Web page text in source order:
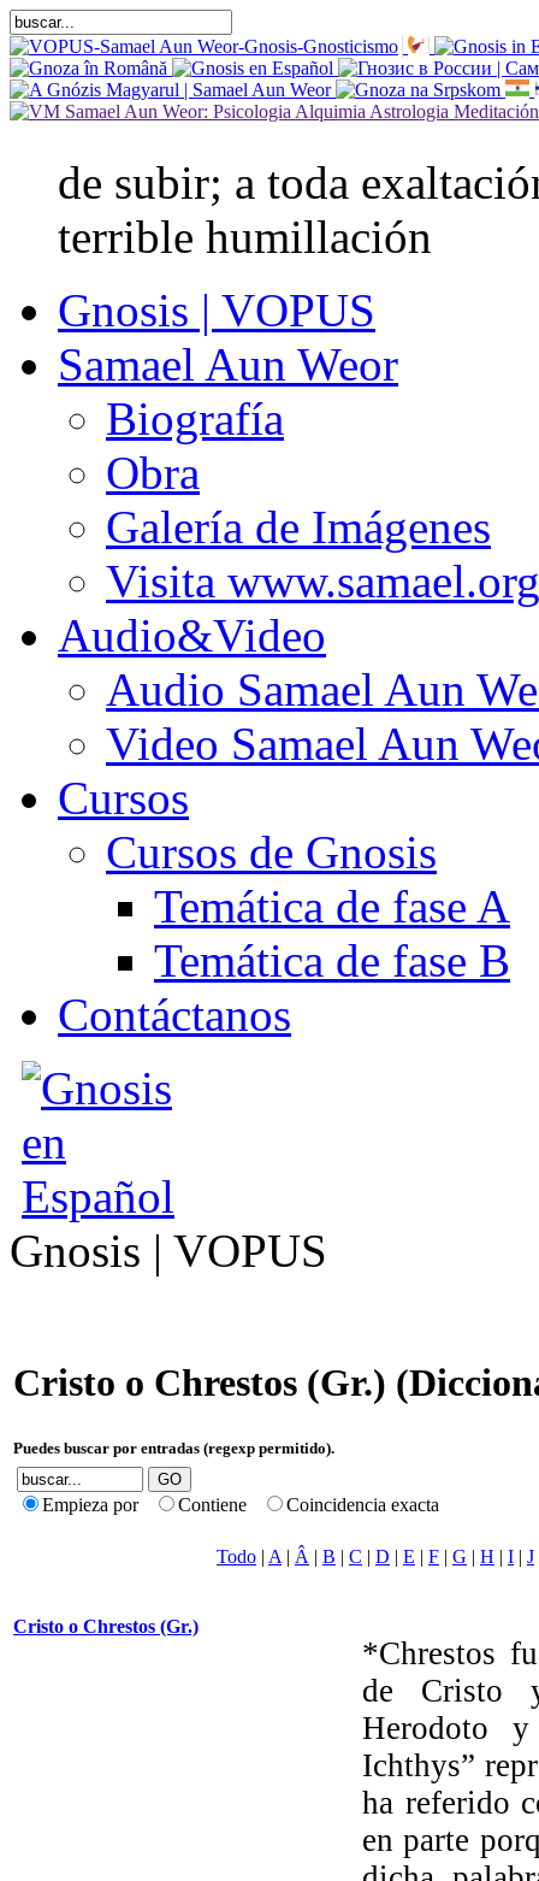
de subir; a toda
terrible humillación
Gnosis | VOPUS
Samael Aun Weor
Biografía
Obra
Galería de Imágenes
Visita www.samael.org
Audio&Video
Audio Samael Aun
Video Samael Aun
Cursos
Cursos de Gnosis
Temática de fase A
Temática de fase B
Contáctanos
Gnosis | VOPUS
Cristo o Chrestos (Gr.)
Puedes buscar por entradas (regexp permitido).
Empieza por Contiene Coincidencia exacta
Todo | A | Â | B | C | D | E | F | G | H | I | J
Cristo o Chrestos (Gr.)
*Chrestos
de Cristo
Herodoto
Ichthys”
ha referido
en parte